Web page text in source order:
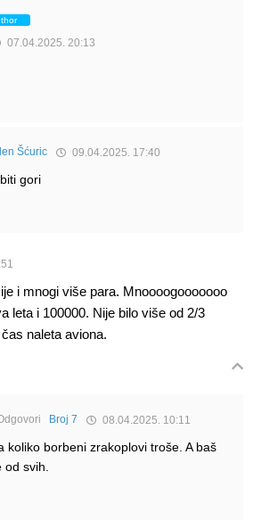
07.04.2025. 20:13
Šćuric 09.04.2025. 17:40
gori
i mnogi više para. Mnoooogooooooo
leta i 100000. Nije bilo više od 2/3
naleta aviona.
Broj 7 08.04.2025. 10:11
koliko borbeni zrakoplovi troše. A baš
od svih.